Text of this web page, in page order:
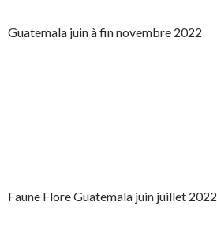
Guatemala juin à fin novembre 2022
Faune Flore Guatemala juin juillet 2022